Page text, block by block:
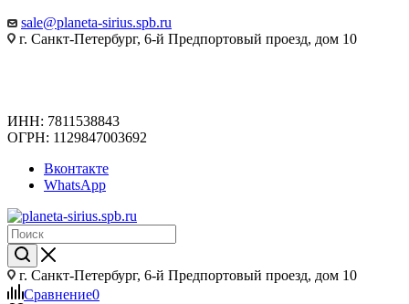
sale@planeta-sirius.spb.ru
г. Санкт-Петербург, 6-й Предпортовый проезд, дом 10
ИНН: 7811538843
ОГРН: 1129847003692
Вконтакте
WhatsApp
г. Санкт-Петербург, 6-й Предпортовый проезд, дом 10
Сравнение0